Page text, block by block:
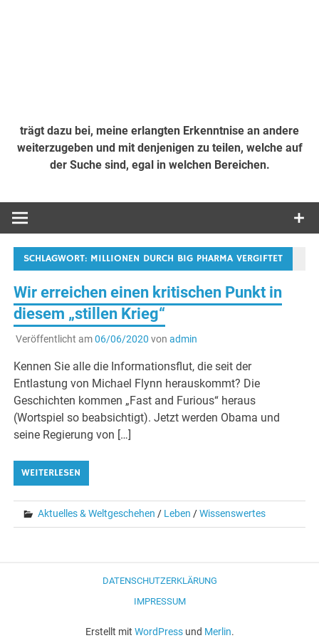
trägt dazu bei, meine erlangten Erkenntnise an andere
weiterzugeben und mit denjenigen zu teilen, welche auf
der Suche sind, egal in welchen Bereichen.
SCHLAGWORT: MILLIONEN DURCH BIG PHARMA VERGIFTET
Wir erreichen einen kritischen Punkt in
diesem „stillen Krieg“
Veröffentlicht am06/06/2020 von admin
Kennen Sie alle die Informationsflut, die seit der
Entlastung von Michael Flynn herauskommt? Die
Geschichten kommen „Fast and Furious“ heraus
(Wortspiel so beabsichtigt). Jetzt werden Obama und
seine Regierung von […]
WEITERLESEN
Aktuelles & Weltgeschehen / Leben /Wissenswertes
DATENSCHUTZERKLÄRUNG
IMPRESSUM
Erstellt mit WordPressund Merlin.